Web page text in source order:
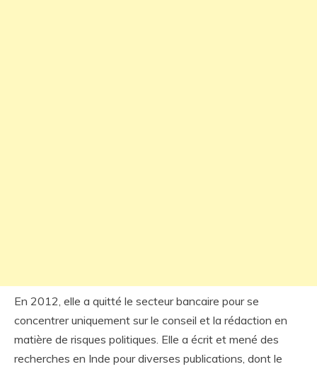
En 2012, elle a quitté le secteur bancaire pour se
concentrer uniquement sur le conseil et la rédaction en
matière de risques politiques. Elle a écrit et mené des
recherches en Inde pour diverses publications, dont le